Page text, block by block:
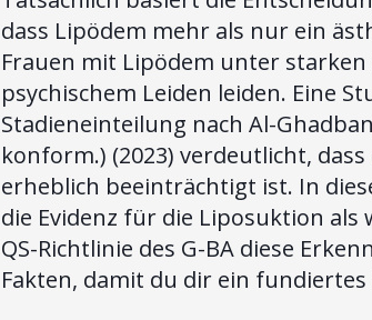
dass Lipödem mehr als nur ein
Frauen mit Lipödem unter
psychischem Leiden leiden. Eine
Stadieneinteilung nach Al-
konform.) (2023) verdeutlicht,
erheblich beeinträchtigt ist. In
die Evidenz für die Liposuktion
QS-Richtlinie des G-BA diese
Fakten, damit du dir ein